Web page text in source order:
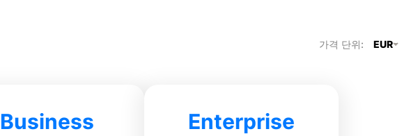
가격 단위: EUR
Business Enterprise